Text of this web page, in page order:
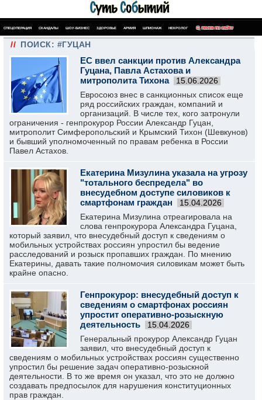
СПЕЦОПЕРАЦИЯ СКАНДАЛЫ ШОУ-БИЗНЕС ЗДОРОВЬЕ АРМИЯ ШПИОНАЖ НЕКРОЛОГ ПОИСК ПО САЙТУ
// ПОИСК: #ГУЦАН
ЕС ввел санкции против Александра
Гуцана, Павла Астахова и
митрополита Тихона
15.06.2026
Евросоюз внес в санкционных список еще
ряд российских граждан, компаний и
организаций. В числе тех, кого затронули
ограничения - генпрокурор России Александр Гуцан,
митрополит Симферопольский и Крымский Тихон (Шевкунов)
и бывший уполномоченный по правам ребенка в России
Павел Астахов.
Екатерина Мизулина указала на угрозу
"тотального беспредела" во
внесудебном доступе силовиков к
смартфонам граждан
15.04.2026
Екатерина Мизулина отреагировала на
слова генпрокурора Александра Гуцана,
который заявил, что внесудебный доступ к сведениям о
мобильных устройствах россиян упростил бы ведение
расследований и розыск пропавших граждан. По мнению
Екатерины, давать такие полномочия силовикам может быть
крайне опасно.
Генпрокурор: внесудебный доступ к
сведениям о смартфонах россиян
упростит оперативно-розыскную
деятельность
15.04.2026
Генеральный прокурор Александр Гуцан
заявил, что внесудебный доступ к
сведениям о мобильных устройствах россиян существенно
упростил бы решение задач оперативно-розыскной
деятельности. В то же время он указал, что это не должно
создавать предпосылок для нарушения конституционных
прав граждан.